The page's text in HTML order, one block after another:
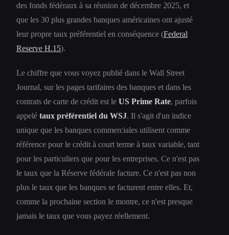
des fonds fédéraux à sa réunion de décembre 2025, et
que les 30 plus grandes banques américaines ont ajusté
leur propre taux préférentiel en conséquence (Federal
Reserve H.15).
Le chiffre que vous voyez publié dans le Wall Street
Journal, sur les pages tarifaires des banques et dans les
contrats de carte de crédit est le US Prime Rate, parfois
appelé taux préférentiel du WSJ. Il s'agit d'un indice
unique que les banques commerciales utilisent comme
référence pour le crédit à court terme à taux variable, tant
pour les particuliers que pour les entreprises. Ce n'est pas
le taux que la Réserve fédérale facture. Ce n'est pas non
plus le taux que les banques se facturent entre elles. Et,
comme la prochaine section le montre, ce n'est presque
jamais le taux que vous payez réellement.